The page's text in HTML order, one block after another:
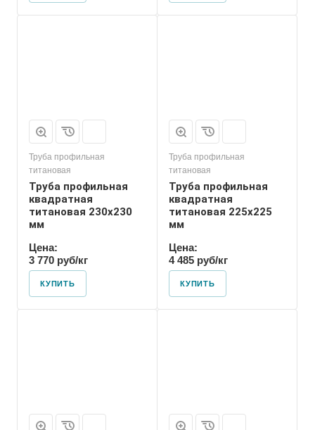
Труба профильная
титановая
Труба профильная
квадратная
титановая 230х230
мм
Цена:
3 770 руб/кг
КУПИТЬ
Труба профильная
титановая
Труба профильная
квадратная
титановая 225х225
мм
Цена:
4 485 руб/кг
КУПИТЬ